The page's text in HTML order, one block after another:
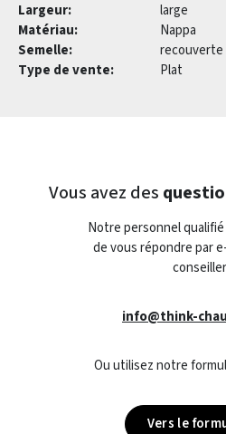
Largeur:
large
Matériau:
Nappa
Semelle:
recouverte
Type de vente:
Plat
Vous avez des
Notre personnel
de vous répondre par
info@think-
Ou utilisez notre
Vers le